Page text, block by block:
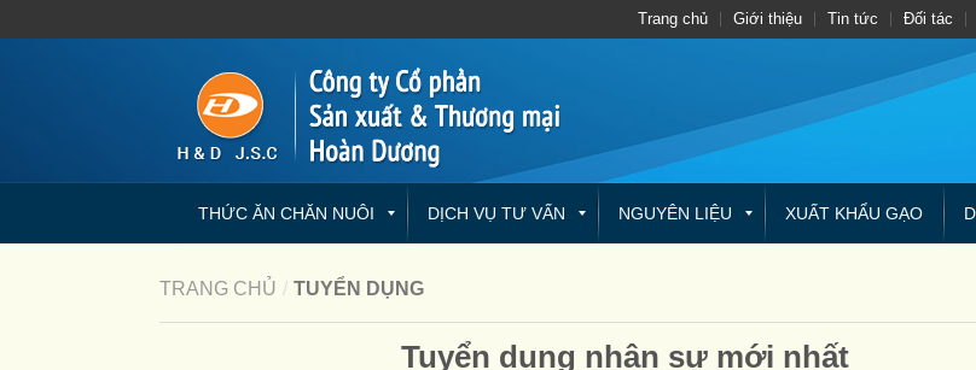
Trang chủ Giới thiệu Tin tức Đối tác
THỨC ĂN CHĂN NUÔI DỊCH VỤ TƯ VẤN NGUYÊN LIỆU XUẤT KHẨU GẠO
TRANG CHỦ / TUYỂN DỤNG
Tuyển dụng nhân sự mới nhất